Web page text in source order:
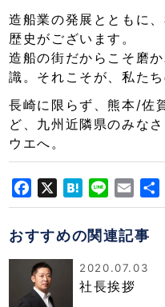
造船業の発展とともに
歴史がございます。
造船の街だからこそ磨
識。それこそが、私たち
長崎に限らず、熊本/佐
ど、九州近隣県のみな
ウエへ。
FacebookHatena
Line Email
おすすめの関連記事
2020.07.03
社長挨拶